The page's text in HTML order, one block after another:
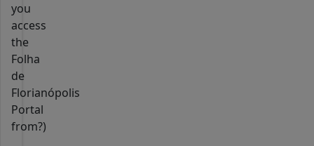
you
access
the
Folha
de
Florianópolis
Portal
from?)